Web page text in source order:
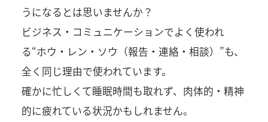
うになるとは思いませんか？
ビジネス・コミュニケーションでよく使われ
る“ホウ・レン・ソウ（報告・連絡・相談）”も、
全く同じ理由で使われています。
確かに忙しくて睡眠時間も取れず、肉体的・精神
的に疲れている状況かもしれません。